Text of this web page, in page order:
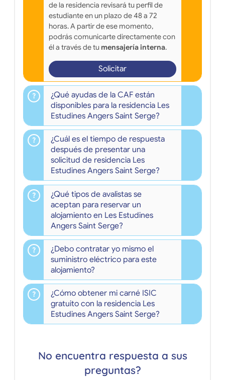
de la residencia revisará tu perfil de
estudiante en un plazo de 48 a 72
horas. A partir de ese momento,
podrás comunicarte directamente con
él a través de tu mensajería interna.
Solicitar
¿Qué ayudas de la CAF están
disponibles para la residencia Les
Estudines Angers Saint Serge?
¿Cuál es el tiempo de respuesta
después de presentar una
solicitud de residencia Les
Estudines Angers Saint Serge?
¿Qué tipos de avalistas se
aceptan para reservar un
alojamiento en Les Estudines
Angers Saint Serge?
¿Debo contratar yo mismo el
suministro eléctrico para este
alojamiento?
¿Cómo obtener mi carné ISIC
gratuito con la residencia Les
Estudines Angers Saint Serge?
No encuentra respuesta a sus
preguntas?